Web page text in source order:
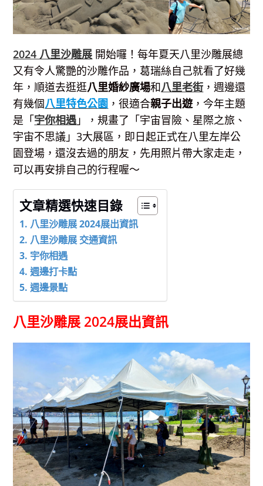
2024 八里沙雕展 開始囉！每年夏天八里沙雕展總
又有令人驚艷的沙雕作品，葛瑞絲自己就看了好幾
年，順道去逛逛八里婚紗廣場和八里老街 ，週邊還
有幾個八里特色公園 ，很適合親子出遊，今年主題
是「宇你相遇」，規畫了「宇宙冒險、星際之旅、
宇宙不思議」3大展區，即日起正式在八里左岸公
園登場，還沒去過的朋友，先用照片帶大家走走，
可以再安排自己的行程喔～
文章精選快速目錄
八里沙雕展 2024展出資訊
八里沙雕展 交通資訊
宇你相遇
週邊打卡點
週邊景點
八里沙雕展 2024展出資訊